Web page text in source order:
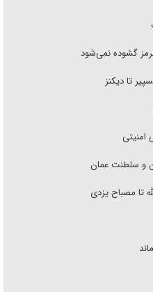
گشوده نمی‌شود
تا دیکنز
امنیتی
و سلطنت عمان
تا مصباح یزدی